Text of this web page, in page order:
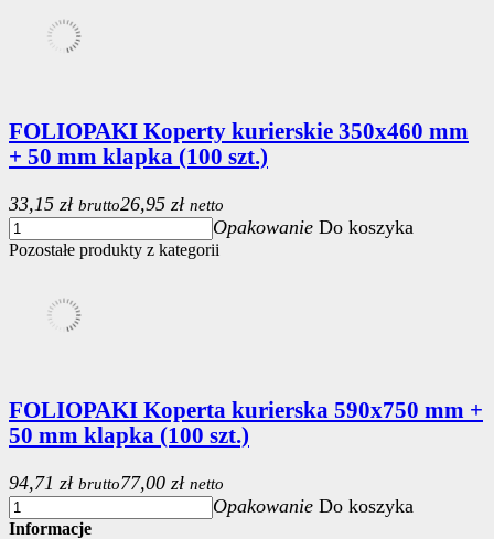
FOLIOPAKI Koperty kurierskie 350x460 mm
+ 50 mm klapka (100 szt.)
33,15 zł brutto26,95 zł netto
Opakowanie Do koszyka
Pozostałe produkty z kategorii
FOLIOPAKI Koperta kurierska 590x750 mm +
50 mm klapka (100 szt.)
94,71 zł brutto77,00 zł netto
Opakowanie Do koszyka
Informacje